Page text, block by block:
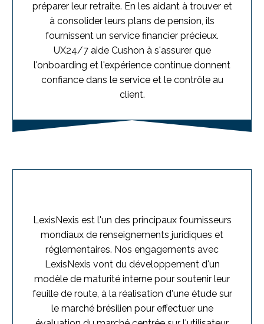
préparer leur retraite. En les aidant à trouver et
à consolider leurs plans de pension, ils
fournissent un service financier précieux.
UX24/7 aide Cushon à s'assurer que
l'onboarding et l'expérience continue donnent
confiance dans le service et le contrôle au
client.
LexisNexis est l'un des principaux fournisseurs
mondiaux de renseignements juridiques et
réglementaires. Nos engagements avec
LexisNexis vont du développement d'un
modèle de maturité interne pour soutenir leur
feuille de route, à la réalisation d'une étude sur
le marché brésilien pour effectuer une